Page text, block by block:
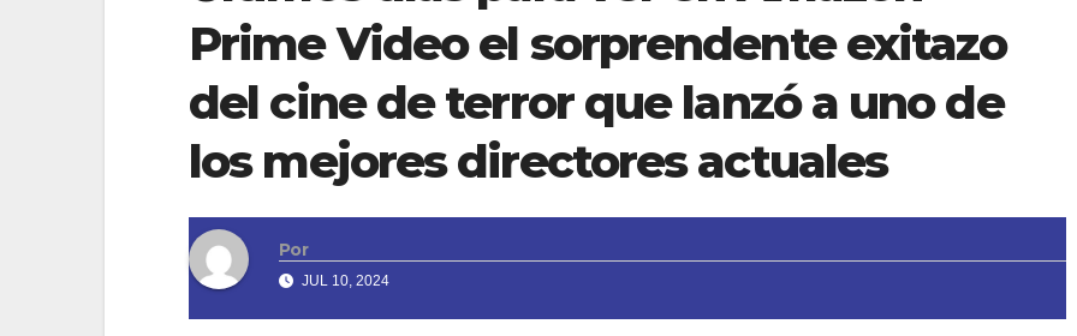
Prime Video el sorprendente exitazo
del cine de terror que lanzó a uno de
los mejores directores actuales
Por
JUL 10, 2024